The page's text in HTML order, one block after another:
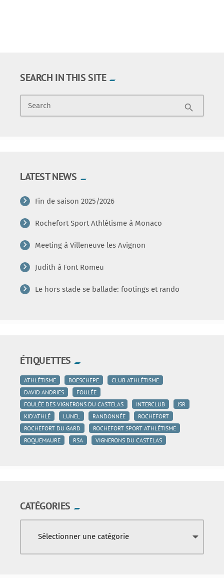
SEARCH IN THIS SITE
Search search
LATEST NEWS
Fin de saison 2025/2026
Rochefort Sport Athlétisme à Monaco
Meeting à Villeneuve les Avignon
Judith à Font Romeu
Le hors stade se ballade: footings et rando
ÉTIQUETTES
ATHLÉTISME BOESCHEPE
CLUB ATHLÉTISME
DAVID ANDRIES
FOULÉE
FOULÉE DES VIGNERONS DU CASTELAS
INTERCLUB
JSR
KID'ATHLÉ
LUNEL RANDONNÉE
ROCHEFORT
ROCHEFORT DU GARD
ROCHEFORT SPORT ATHLÉTISME
ROQUEMAURE
RSA VIGNERONS DU CASTELAS
CATÉGORIES